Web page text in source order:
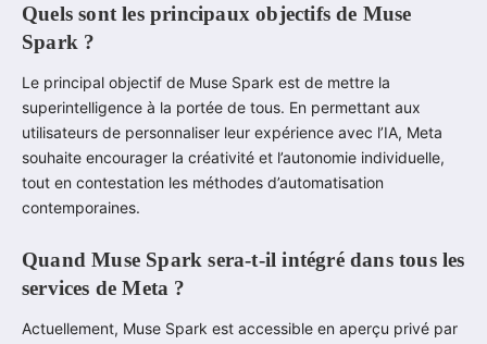
Quels sont les principaux objectifs de Muse
Spark ?
Le principal objectif de Muse Spark est de mettre la
superintelligence à la portée de tous. En permettant aux
utilisateurs de personnaliser leur expérience avec l’IA, Meta
souhaite encourager la créativité et l’autonomie individuelle,
tout en contestation les méthodes d’automatisation
contemporaines.
Quand Muse Spark sera-t-il intégré dans tous les
services de Meta ?
Actuellement, Muse Spark est accessible en aperçu privé par